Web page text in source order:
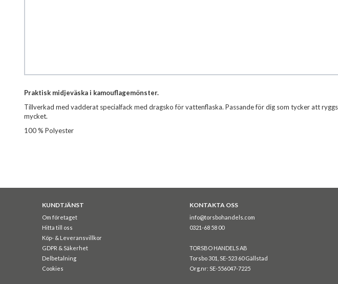
Hoppa
början
av
bildgalleriet
Praktisk midjeväska i kamouflagemönster.
Tillverkad med vadderat specialfack med dragsko för vattenflaska. Passande för dig som tycker att
mycket.
100 % Polyester
KUNDTJÄNST
Om företaget
Hitta till oss
Köp- & Leveransvillkor
GDPR & Säkerhet
Delbetalning
Cookies
KONTAKTA OSS
info@torsbohandels.com
0321-68 58 00
TORSBO HANDELS AB
Torsbo 301, SE-523 60 Gällstad
Org.nr: SE-556047-7225